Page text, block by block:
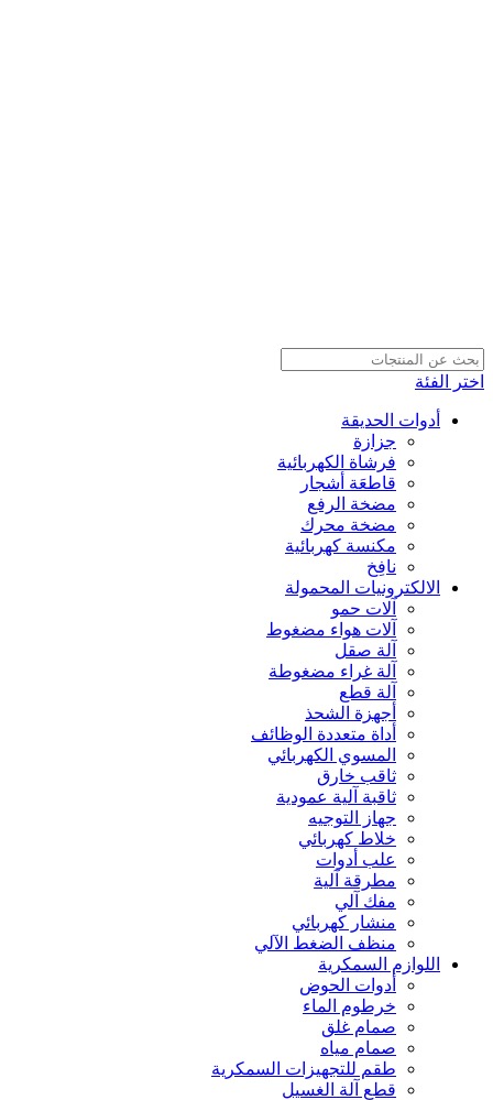
اختر الفئة
أدوات الحديقة
جزازة
فرشاة الكهربائية
قاطعَة أشجار
مضخة الرفع
مضخة محرك
مكنسة كهربائية
نافِخ
الالكترونيات المحمولة
آلات حمو
آلات هواء مضغوط
آلة صقل
آلة غراء مضغوطة
آلة قطع
أجهزة الشحذ
أداة متعددة الوظائف
المسوي الكهربائي
ثاقب خارق
ثاقبة آلية عمودية
جهاز التوجيه
خلاط كهربائي
علب أدوات
مطرقة آلية
مفك آلي
منشار كهربائي
منظف الضغط الآلي
اللوازم السمكرية
أدوات الحوض
خرطوم الماء
صمام غلق
صمام مياه
طقم للتجهيزات السمكرية
قطع آلة الغسيل